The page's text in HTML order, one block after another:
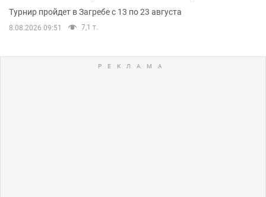
Турнир пройдет в Загребе с 13 по 23 августа
8.08.2026 09:51 7,1 т.